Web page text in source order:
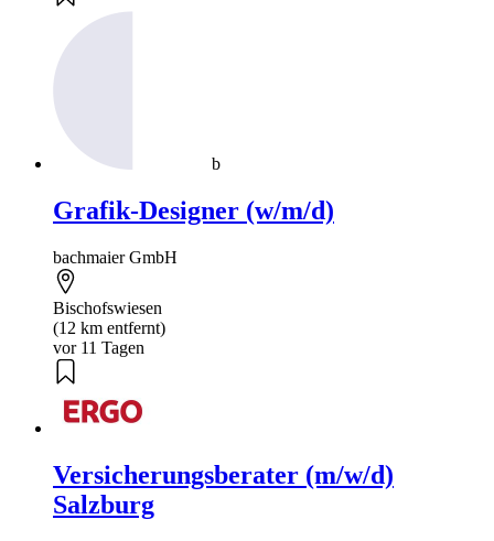
b
Grafik-Designer (w/m/d)
bachmaier GmbH
Bischofswiesen
(12 km entfernt)
vor 11 Tagen
Versicherungsberater (m/w/d)
Salzburg